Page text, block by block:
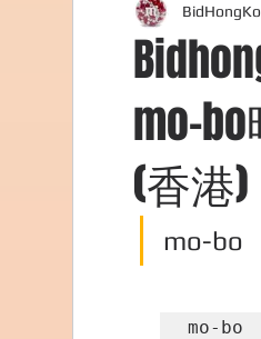
外國購物網站介紹
美食團購 購物
mo-
(香港)
mo-bo
mo-bo